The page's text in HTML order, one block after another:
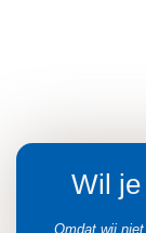
Wil
Omdat wij